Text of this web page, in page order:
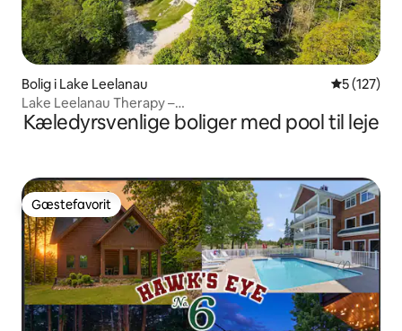
Bolig i Lake Leelanau 5 ud af 5 i
5 (127)
Lake Leelanau Therapy –
spabad/bålsted/damme/aircondition
Kæledyrsvenlige boliger med pool til leje
Gæstefavorit
Gæstefavorit